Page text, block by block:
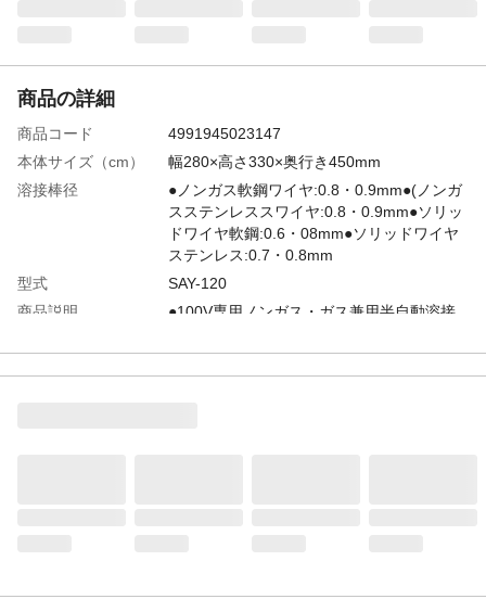
商品の詳細
商品コード
4991945023147
本体サイズ（cm）
幅280×高さ330×奥行き450mm
溶接棒径
●ノンガス軟鋼ワイヤ:0.8・0.9mm●(ノンガ
スステンレススワイヤ:0.8・0.9mm●ソリッ
ドワイヤ軟鋼:0.6・08mm●ソリッドワイヤ
ステンレス:0.7・0.8mm
型式
SAY-120
商品説明
●100V専用ノンガス・ガス兼用半自動溶接
接を可能にする1台です。●ステンレス・ア
ルミも溶接出来ます。※アルミは別途ガス